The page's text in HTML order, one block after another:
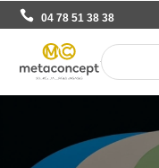
04 78 51 38 38